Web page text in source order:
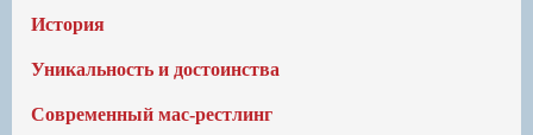
История
Уникальность и достоинства
Современный мас-рестлинг